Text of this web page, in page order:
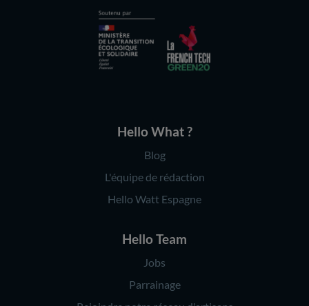
Hello What ?
Blog
L'équipe de rédaction
Hello Watt Espagne
Hello Team
Jobs
Parrainage